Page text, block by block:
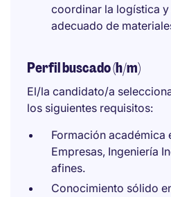
coordinar la logística
adecuado de
Perfil buscado (h/m)
El/la candidato/a
los siguientes requisitos:
Formación académica
Empresas, Ingeniería
afines.
Conocimiento sólido